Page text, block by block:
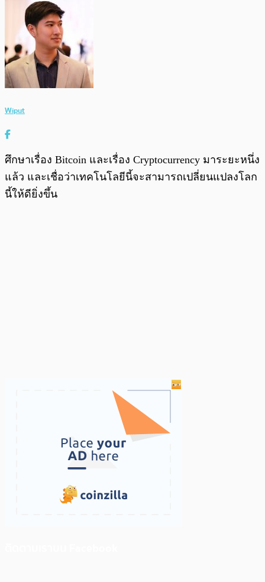
Wiput
ศึกษาเรื่อง Bitcoin และเรื่อง Cryptocurrency มาระยะหนึ่ง
แล้ว และเชื่อว่าเทคโนโลยีนี้จะสามารถเปลี่ยนแปลงโลก
นี้ให้ดียิ่งขึ้น